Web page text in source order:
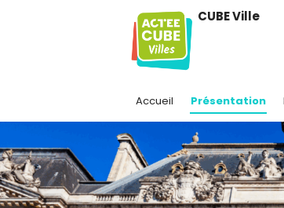
CUBE Ville
Accueil Présentation